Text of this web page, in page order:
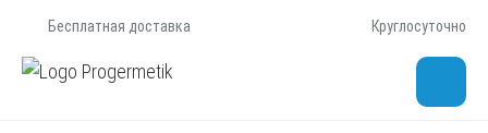
Бесплатная доставка Круглосуточно